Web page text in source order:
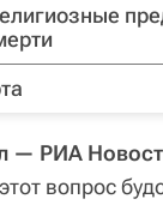
— РИА
вопрос